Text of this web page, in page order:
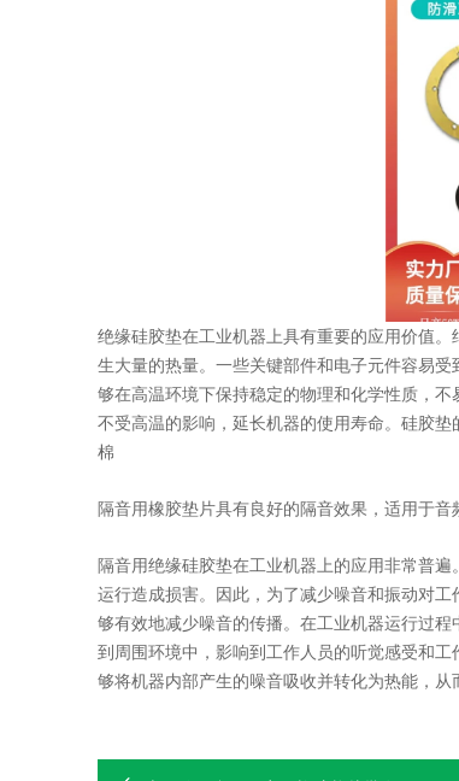
绝缘硅胶垫在工业机器上具有重要的应用价值
生大量的热量。一些关键部件和电子元件容易
够在高温环境下保持稳定的物理和化学性质，
不受高温的影响，延长机器的使用寿命。硅胶
棉
隔音用橡胶垫片具有良好的隔音效果，适用于
隔音用绝缘硅胶垫在工业机器上的应用非常普
运行造成损害。因此，为了减少噪音和振动对
够有效地减少噪音的传播。在工业机器运行过
到周围环境中，影响到工作人员的听觉感受和
够将机器内部产生的噪音吸收并转化为热能，